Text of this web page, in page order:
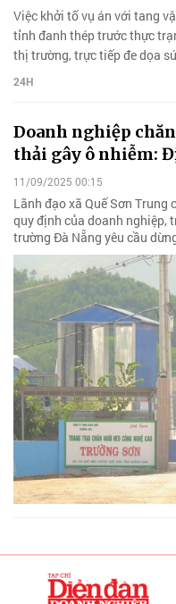
Việc khởi tố vụ án với tang
tỉnh đanh thép trước thực
thị trường, trực tiếp đe dọa
24H
Doanh nghiệp
thải gây ô nhiễm:
11/09/2025 00:15
Lãnh đạo xã Quế Sơn Trung
quy định của doanh nghiệp,
trường Đà Nẵng yêu cầu